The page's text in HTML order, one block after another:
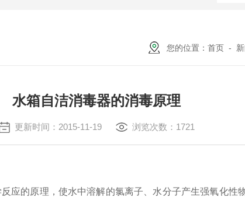
您的位置： 首页 -
水箱自洁消毒器的消毒原理
更新时间：2015-11-19 浏览次数：1721
应的原理，使水中溶解的氯离子、水分子产生强氧化性